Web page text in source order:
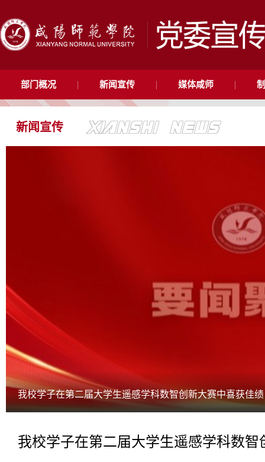
|
部门概况 |
新闻宣传 |
媒体咸师
新闻宣传
我校学子在第二届大学生遥感学科数智创新大赛中喜获佳绩
我校学子在第二届大学生遥感学科数智